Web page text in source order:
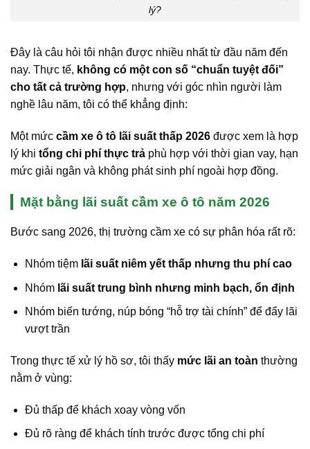
lý?
Đây là câu hỏi tôi nhận được nhiều nhất từ đầu năm đến
nay. Thực tế, không có một con số “chuẩn tuyệt đối”
cho tất cả trường hợp, nhưng với góc nhìn người làm
nghề lâu năm, tôi có thể khẳng định:
Một mức cầm xe ô tô lãi suất thấp 2026 được xem là hợp
lý khi tổng chi phí thực trả phù hợp với thời gian vay, hạn
mức giải ngân và không phát sinh phí ngoài hợp đồng.
Mặt bằng lãi suất cầm xe ô tô năm 2026
Bước sang 2026, thị trường cầm xe có sự phân hóa rất rõ:
Nhóm tiệm lãi suất niêm yết thấp nhưng thu phí cao
Nhóm lãi suất trung bình nhưng minh bạch, ổn định
Nhóm biến tướng, núp bóng “hỗ trợ tài chính” để đẩy lãi
vượt trần
Trong thực tế xử lý hồ sơ, tôi thấy mức lãi an toàn thường
nằm ở vùng:
Đủ thấp để khách xoay vòng vốn
Đủ rõ ràng để khách tính trước được tổng chi phí